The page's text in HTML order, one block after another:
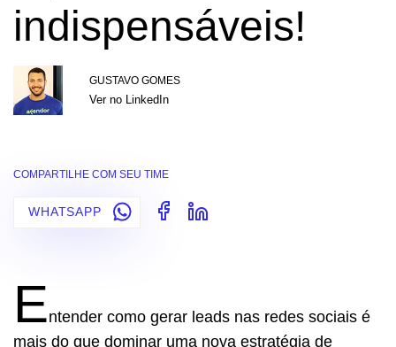
indispensáveis!
GUSTAVO GOMES
Ver no LinkedIn
COMPARTILHE COM SEU TIME
WHATSAPP
Entender como gerar leads nas redes sociais é
mais do que dominar uma nova estratégia de